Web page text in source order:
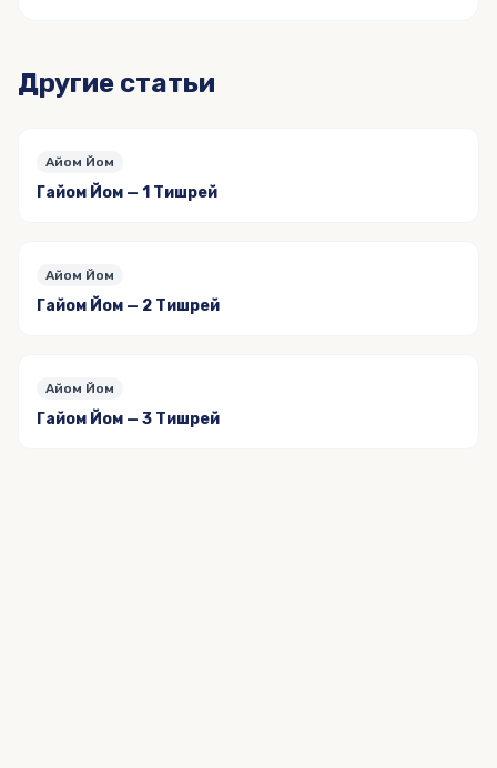
Другие статьи
Айом Йом
Гайом Йом — 1 Тишрей
Айом Йом
Гайом Йом — 2 Тишрей
Айом Йом
Гайом Йом — 3 Тишрей